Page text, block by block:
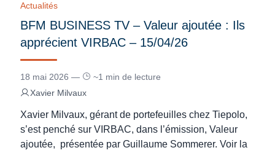
Actualités
BFM BUSINESS TV – Valeur ajoutée : Ils
apprécient VIRBAC – 15/04/26
18 mai 2026 —
~1 min de lecture
Xavier Milvaux
Xavier Milvaux, gérant de portefeuilles chez Tiepolo,
s’est penché sur VIRBAC, dans l’émission, Valeur
ajoutée, présentée par Guillaume Sommerer. Voir la